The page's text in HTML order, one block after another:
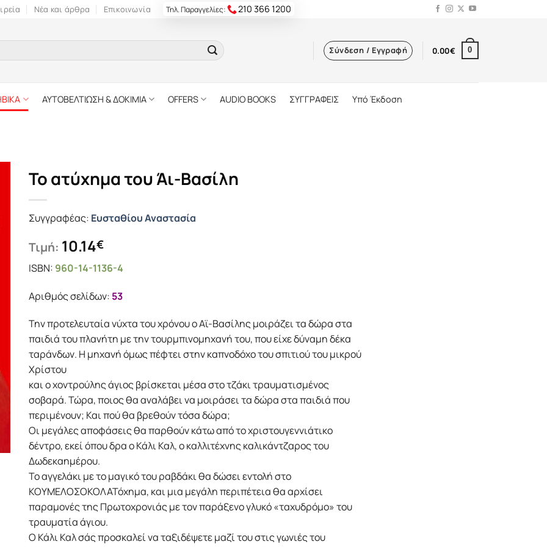
Νέα και άρθρα Επικοινωνία Τηλ. Παραγγελίες: 210 366 1200
Σύνδεση / Εγγραφή 0.00€ 0
ΑΥΤΟΒΕΛΤΙΩΣΗ & ΔΟΚΙΜΙΑ OFFERS AUDIO BOOKS ΣΥΓΓΡΑΦΕΙΣ Υπό Έκδοση
Το ατύχημα του Άι-Βασίλη
Συγγραφέας: Ευσταθίου Αναστασία
Τιμή: 10.14€
ISBN: 960-14-1136-4
Αριθμός σελίδων: 53
Την προτελευταία νύχτα του χρόνου ο Αϊ-Βασίλης μοιράζει τα δώρα στα
παιδιά του πλανήτη με την τουρμπινομηχανή του, που είχε δύναμη δέκα
ταράνδων. Η μηχανή όμως πέφτει στην καπνοδόχο του σπιτιού του μικρού
Χρίστου
και ο χοντρούλης άγιος βρίσκεται μέσα στο τζάκι τραυματισμένος
σοβαρά. Τώρα, ποιος θα αναλάβει να μοιράσει τα δώρα στα παιδιά που
περιμένουν; Και πού θα βρεθούν τόσα δώρα;
Οι μεγάλες αποφάσεις θα παρθούν κάτω από το χριστουγεννιάτικο
δέντρο, εκεί όπου δρα ο Κάλι Καλ, ο καλλιτέχνης καλικάντζαρος του
Δωδεκαημέρου.
Το αγγελάκι με το μαγικό του ραβδάκι θα δώσει εντολή στο
ΚΟΥΜΕΛΟΣΟΚΟΛΑΤόχημα, και μια μεγάλη περιπέτεια θα αρχίσει
παραμονές της Πρωτοχρονιάς με τον παράξενο γλυκό «ταχυδρόμο» του
τραυματία άγιου.
Ο Κάλι Καλ σάς προσκαλεί να ταξιδέψετε μαζί του στις γωνιές του